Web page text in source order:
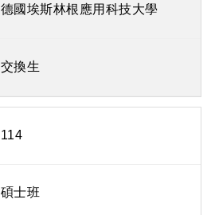
德國埃斯林根應用科技大學
交換生
114
碩士班